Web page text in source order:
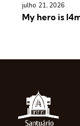
julho 21, 2026
My hero is